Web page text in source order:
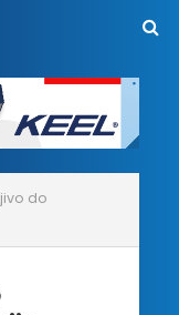
do